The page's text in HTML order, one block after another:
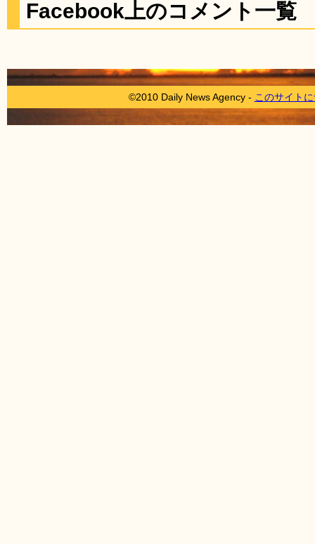
Facebook上のコメント一覧
©2010 Daily News Agency - このサイト